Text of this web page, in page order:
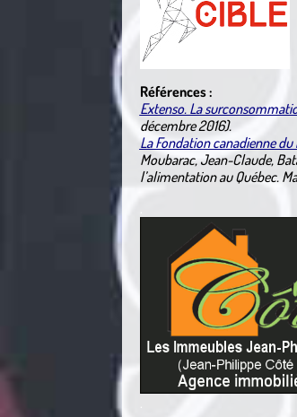
Références :
Extenso. La
décembre 2016).
La Fondation canadienne
Moubarac, Jean-Claude,
l’alimentation au Québec.
.